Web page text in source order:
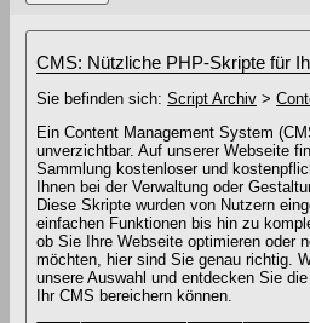
CMS: Nützliche PHP-Skripte für
Sie befinden sich: Script Archiv >
Ein Content Management System
unverzichtbar. Auf unserer Webseite
Sammlung kostenloser und
Ihnen bei der Verwaltung oder
Diese Skripte wurden von Nutzern
einfachen Funktionen bis hin zu
ob Sie Ihre Webseite optimieren oder
möchten, hier sind Sie genau richtig.
unsere Auswahl und entdecken Sie
Ihr CMS bereichern können.